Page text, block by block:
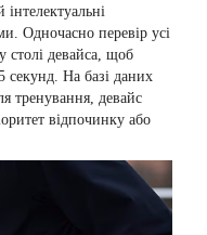
Одночасно перевір усі
столі девайса, щоб
секунд. На базі даних
тренування, девайс
відпочинку або